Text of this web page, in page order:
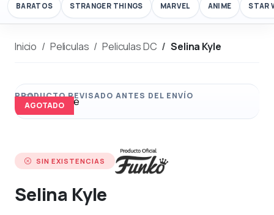
BARATOS STRANGER THINGS MARVEL ANIME STAR
Inicio Peliculas Peliculas DC Selina Kyle
AGOTADO
SIN EXISTENCIAS
Selina Kyle